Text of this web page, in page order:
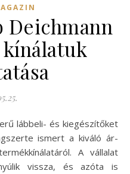
Deichmann
ismert a kiváló ár-
A vállalat
vissza, és azóta is